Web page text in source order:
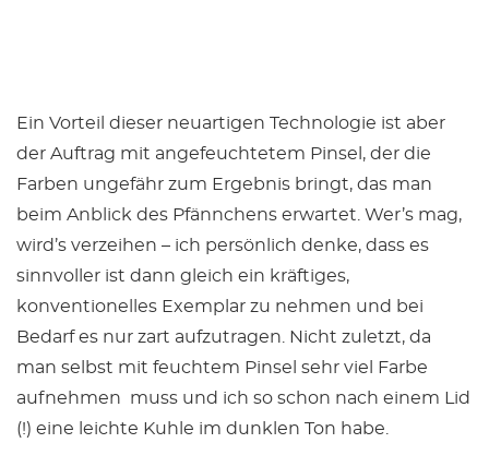
Ein Vorteil dieser neuartigen Technologie ist aber
der Auftrag mit angefeuchtetem Pinsel, der die
Farben ungefähr zum Ergebnis bringt, das man
beim Anblick des Pfännchens erwartet. Wer’s mag,
wird’s verzeihen – ich persönlich denke, dass es
sinnvoller ist dann gleich ein kräftiges,
konventionelles Exemplar zu nehmen und bei
Bedarf es nur zart aufzutragen. Nicht zuletzt, da
man selbst mit feuchtem Pinsel sehr viel Farbe
aufnehmen muss und ich so schon nach einem Lid
(!) eine leichte Kuhle im dunklen Ton habe.